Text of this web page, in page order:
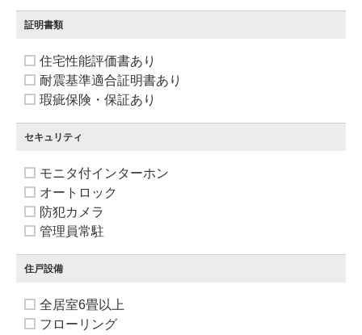
証明書類
住宅性能評価書あり
耐震基準適合証明書あり
瑕疵保険・保証あり
セキュリティ
モニタ付インターホン
オートロック
防犯カメラ
管理員常駐
住戸設備
全居室6畳以上
フローリング